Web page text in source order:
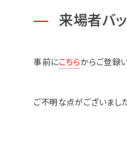
来場者バ
事前にこちらからご登録
ご不明な点がございまし